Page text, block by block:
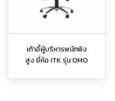
เก้าอี้ผู้บริหารพนักพิง
สูง ยี่ห้อ ITK รุ่น OMO